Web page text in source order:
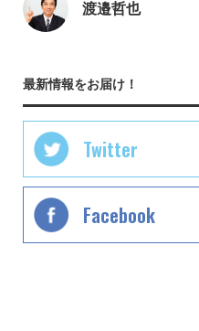
渡邉哲也
最新情報をお届け！
Twitter
Facebook